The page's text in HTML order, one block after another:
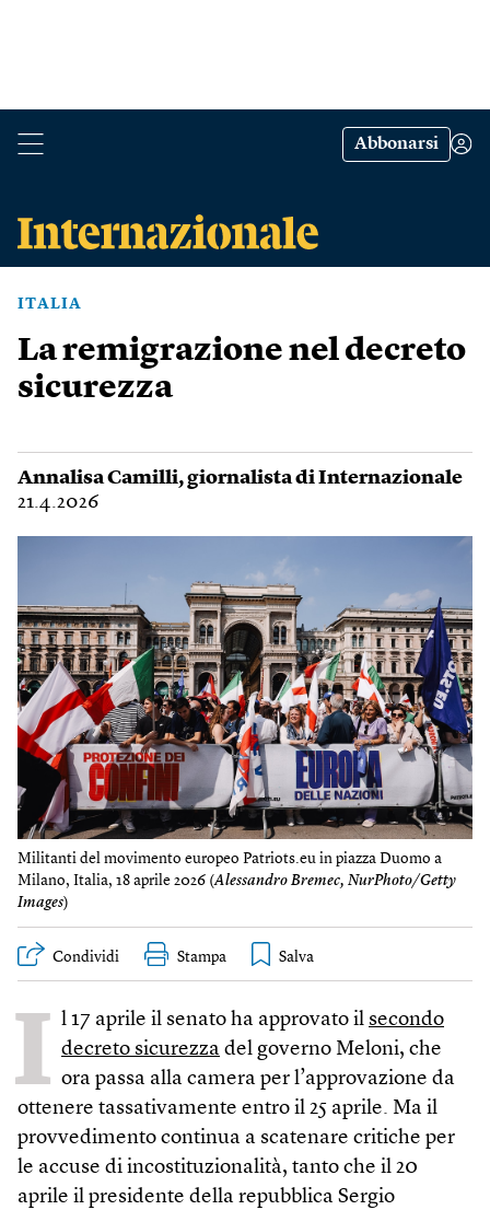
Abbonarsi
ITALIA
La remigrazione nel decreto
sicurezza
Annalisa Camilli, giornalista di Internazionale
21.4.2026
Militanti del movimento europeo Patriots.eu in piazza Duomo a
Milano, Italia, 18 aprile 2026 (Alessandro Bremec, NurPhoto/Getty
Images)
Condividi Stampa
I l 17 aprile il senato ha approvato il secondo
decreto sicurezza del governo Meloni, che
ora passa alla camera per l’approvazione da
ottenere tassativamente entro il 25 aprile. Ma il
provvedimento continua a scatenare critiche per
le accuse di incostituzionalità, tanto che il 20
aprile il presidente della repubblica Sergio